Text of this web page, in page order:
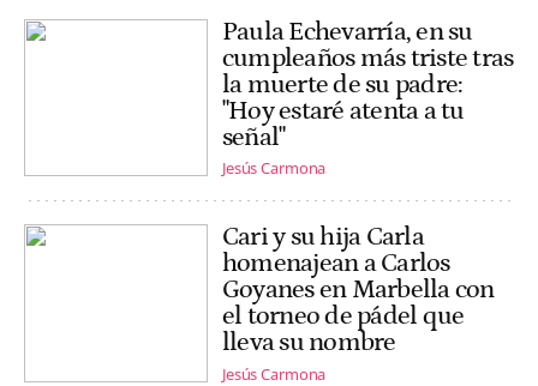
Paula Echevarría, en su
cumpleaños más triste tras
la muerte de su padre:
"Hoy estaré atenta a tu
señal"
Jesús Carmona
Cari y su hija Carla
homenajean a Carlos
Goyanes en Marbella con
el torneo de pádel que
lleva su nombre
Jesús Carmona